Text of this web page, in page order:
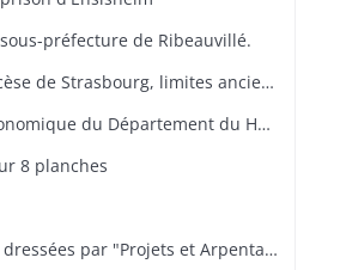
préfecture de Ribeauvillé.
Claude LAPLATTE. Le diocèse de Strasbourg, limites anciennes, limites actuelles. Strasbourg
"Carte géologique et agronomique du Département du Haut-Rhin"
8 planches
Wintzenheim-Logelbach. dressées par "Projets et Arpentages". Albert Klein​